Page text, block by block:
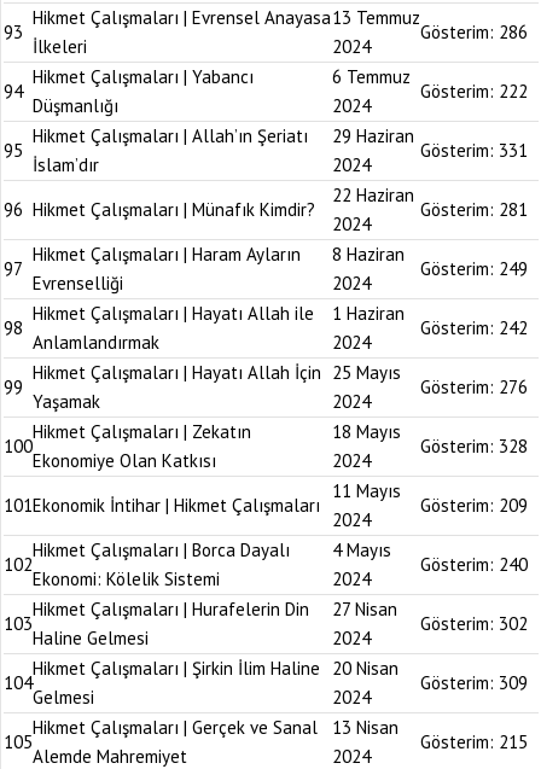
93
Hikmet Çalışmaları | Evrensel Anayasa
İlkeleri
13 Temmuz
2024
Gösterim: 286
94
Hikmet Çalışmaları | Yabancı
Düşmanlığı
6 Temmuz
2024
Gösterim: 222
95
Hikmet Çalışmaları | Allah’ın Şeriatı
İslam’dır
29 Haziran
2024
Gösterim: 331
96 Hikmet Çalışmaları | Münafık Kimdir?
22 Haziran
2024
Gösterim: 281
97
Hikmet Çalışmaları | Haram Ayların
Evrenselliği
8 Haziran
2024
Gösterim: 249
98
Hikmet Çalışmaları | Hayatı Allah ile
Anlamlandırmak
1 Haziran
2024
Gösterim: 242
99
Hikmet Çalışmaları | Hayatı Allah İçin
Yaşamak
25 Mayıs
2024
Gösterim: 276
100
Hikmet Çalışmaları | Zekatın
Ekonomiye Olan Katkısı
18 Mayıs
2024
Gösterim: 328
101Ekonomik İntihar | Hikmet Çalışmaları
11 Mayıs
2024
Gösterim: 209
102
Hikmet Çalışmaları | Borca Dayalı
Ekonomi: Kölelik Sistemi
4 Mayıs
2024
Gösterim: 240
103
Hikmet Çalışmaları | Hurafelerin Din
Haline Gelmesi
27 Nisan
2024
Gösterim: 302
104
Hikmet Çalışmaları | Şirkin İlim Haline
Gelmesi
20 Nisan
2024
Gösterim: 309
105
Hikmet Çalışmaları | Gerçek ve Sanal
Alemde Mahremiyet
13 Nisan
2024
Gösterim: 215